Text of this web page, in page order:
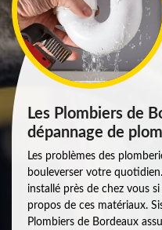
Les Plombiers de
dépannage de
Les problèmes des
bouleverser votre
installé près de chez vous
propos de ces matériaux.
Plombiers de Bordeaux